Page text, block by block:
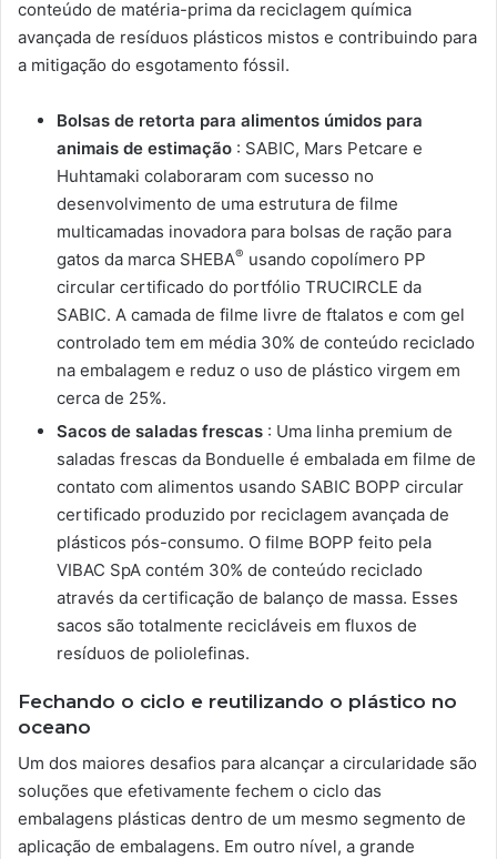
conteúdo de matéria-prima da reciclagem química
avançada de resíduos plásticos mistos e contribuindo para
a mitigação do esgotamento fóssil.
Bolsas de retorta para alimentos úmidos para
animais de estimação : SABIC, Mars Petcare e
Huhtamaki colaboraram com sucesso no
desenvolvimento de uma estrutura de filme
multicamadas inovadora para bolsas de ração para
gatos da marca SHEBA® usando copolímero PP
circular certificado do portfólio TRUCIRCLE da
SABIC. A camada de filme livre de ftalatos e com gel
controlado tem em média 30% de conteúdo reciclado
na embalagem e reduz o uso de plástico virgem em
cerca de 25%.
Sacos de saladas frescas : Uma linha premium de
saladas frescas da Bonduelle é embalada em filme de
contato com alimentos usando SABIC BOPP circular
certificado produzido por reciclagem avançada de
plásticos pós-consumo. O filme BOPP feito pela
VIBAC SpA contém 30% de conteúdo reciclado
através da certificação de balanço de massa. Esses
sacos são totalmente recicláveis ​​em fluxos de
resíduos de poliolefinas.
Fechando o ciclo e reutilizando o plástico no
oceano
Um dos maiores desafios para alcançar a circularidade são
soluções que efetivamente fechem o ciclo das
embalagens plásticas dentro de um mesmo segmento de
aplicação de embalagens. Em outro nível, a grande